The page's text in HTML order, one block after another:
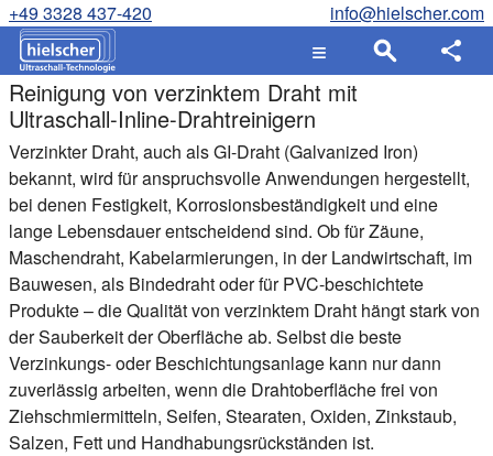
+49 3328 437-420 info@hielscher.com
Reinigung von verzinktem Draht mit
Ultraschall-Inline-Drahtreinigern
Verzinkter Draht, auch als GI-Draht (Galvanized Iron)
bekannt, wird für anspruchsvolle Anwendungen hergestellt,
bei denen Festigkeit, Korrosionsbeständigkeit und eine
lange Lebensdauer entscheidend sind. Ob für Zäune,
Maschendraht, Kabelarmierungen, in der Landwirtschaft, im
Bauwesen, als Bindedraht oder für PVC-beschichtete
Produkte – die Qualität von verzinktem Draht hängt stark von
der Sauberkeit der Oberfläche ab. Selbst die beste
Verzinkungs- oder Beschichtungsanlage kann nur dann
zuverlässig arbeiten, wenn die Drahtoberfläche frei von
Ziehschmiermitteln, Seifen, Stearaten, Oxiden, Zinkstaub,
Salzen, Fett und Handhabungsrückständen ist.